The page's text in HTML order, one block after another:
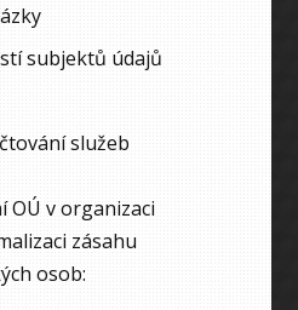
subjektů údajů
služeb
OÚ v organizaci
zásahu
osob: